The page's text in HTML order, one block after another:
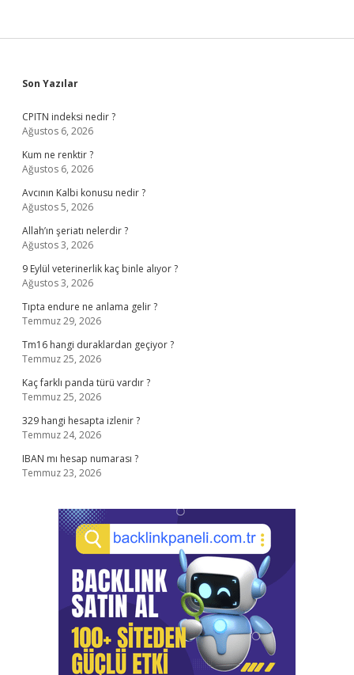
Sidebar
Son Yazılar
CPITN indeksi nedir ?
Ağustos 6, 2026
Kum ne renktir ?
Ağustos 6, 2026
Avcının Kalbi konusu nedir ?
Ağustos 5, 2026
Allah’ın şeriatı nelerdir ?
Ağustos 3, 2026
9 Eylül veterinerlik kaç binle alıyor ?
Ağustos 3, 2026
Tıpta endure ne anlama gelir ?
Temmuz 29, 2026
Tm16 hangi duraklardan geçiyor ?
Temmuz 25, 2026
Kaç farklı panda türü vardır ?
Temmuz 25, 2026
329 hangi hesapta izlenir ?
Temmuz 24, 2026
IBAN mı hesap numarası ?
Temmuz 23, 2026